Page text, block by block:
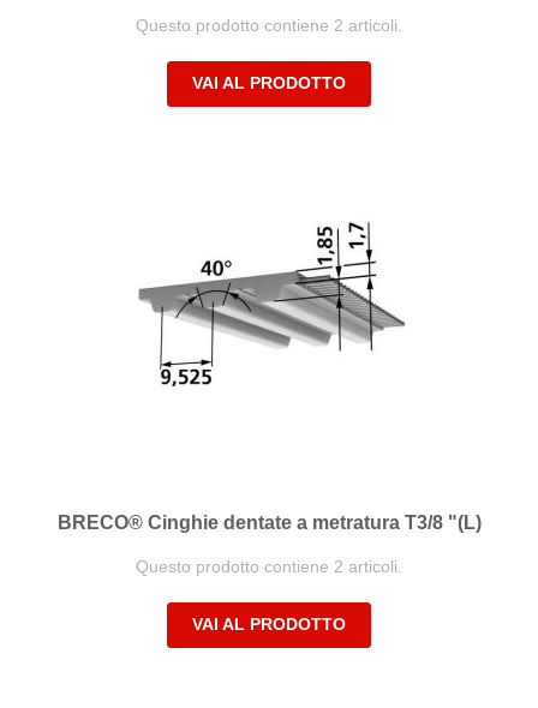
Questo prodotto contiene 2 articoli.
VAI AL PRODOTTO
BRECO® Cinghie dentate a metratura T3/8 "(L)
Questo prodotto contiene 2 articoli.
VAI AL PRODOTTO